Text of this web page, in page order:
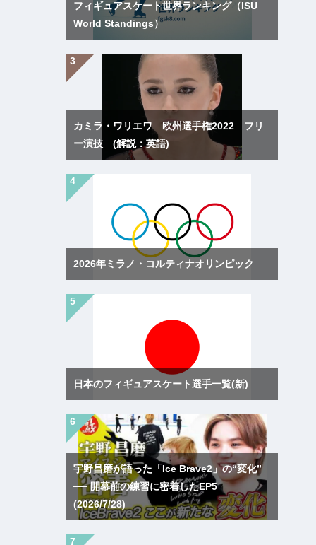
フィギュアスケート世界ランキング（ISU
World Standings）
カミラ・ワリエワ 欧州選手権2022 フリ
ー演技 (解説：英語)
2026年ミラノ・コルティナオリンピック
日本のフィギュアスケート選手一覧(新)
宇野昌磨が語った「Ice Brave2」の“変化”
── 開幕前の練習に密着したEP5
(2026/7/28)